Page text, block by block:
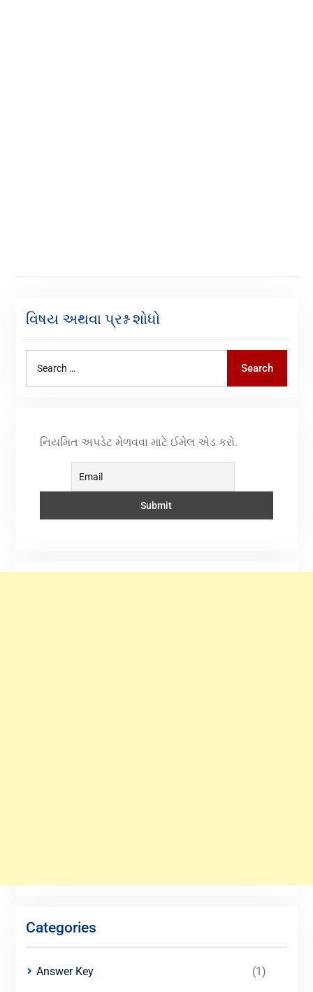
વિષય અથવા પ્રશ્ન શોધો
Search
નિયમિત અપડેટ મેળવવા માટે ઈમેલ એડ કરો.
Categories
Answer Key
(1)